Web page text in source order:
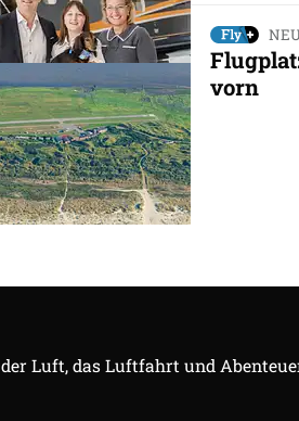
vorn
Luft, das Luftfahrt und